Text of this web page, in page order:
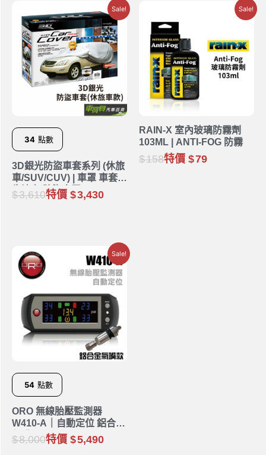
Sale!
34 點數
3D銀光防盜車套系列 (休旅
車/SUV/CUV) | 車罩 車套
牛津布 防盜車罩
3,610特價 3,430
Sale!
RAIN-X 室內玻璃防霧劑
103ML | ANTI-FOG 防霧
158特價 79
Sale!
54 點數
ORO 無線胎壓監測器
W410-A｜自動定位 鋁合金
氣嘴
8,000特價 5,490